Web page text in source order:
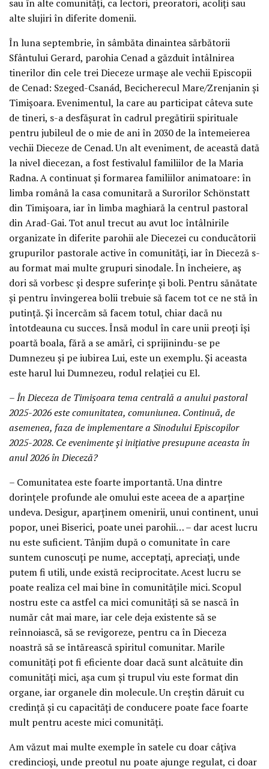
sau în alte comunități, ca lectori, preoratori, acoliți sau
alte slujiri în diferite domenii.
În luna septembrie, în sâmbăta dinaintea sărbătorii
Sfântului Gerard, parohia Cenad a găzduit întâlnirea
tinerilor din cele trei Dieceze urmașe ale vechii Episcopii
de Cenad: Szeged-Csanád, Becicherecul Mare/Zrenjanin și
Timișoara. Evenimentul, la care au participat câteva sute
de tineri, s-a desfășurat în cadrul pregătirii spirituale
pentru jubileul de o mie de ani în 2030 de la întemeierea
vechii Dieceze de Cenad. Un alt eveniment, de această dată
la nivel diecezan, a fost festivalul familiilor de la Maria
Radna. A continuat și formarea familiilor animatoare: în
limba română la casa comunitară a Surorilor Schönstatt
din Timișoara, iar în limba maghiară la centrul pastoral
din Arad-Gai. Tot anul trecut au avut loc întâlnirile
organizate în diferite parohii ale Diecezei cu conducătorii
grupurilor pastorale active în comunități, iar în Dieceză s-
au format mai multe grupuri sinodale. În încheiere, aș
dori să vorbesc și despre suferințe și boli. Pentru sănătate
și pentru învingerea bolii trebuie să facem tot ce ne stă în
putință. Și încercăm să facem totul, chiar dacă nu
întotdeauna cu succes. Însă modul în care unii preoți își
poartă boala, fără a se amărî, ci sprijinindu-se pe
Dumnezeu și pe iubirea Lui, este un exemplu. Și aceasta
este harul lui Dumnezeu, rodul relației cu El.
– În Dieceza de Timișoara tema centrală a anului pastoral
2025-2026 este comunitatea, comuniunea. Continuă, de
asemenea, faza de implementare a Sinodului Episcopilor
2025-2028. Ce evenimente și inițiative presupune aceasta în
anul 2026 în Dieceză?
– Comunitatea este foarte importantă. Una dintre
dorințele profunde ale omului este aceea de a aparține
undeva. Desigur, aparținem omenirii, unui continent, unui
popor, unei Biserici, poate unei parohii… – dar acest lucru
nu este suficient. Tânjim după o comunitate în care
suntem cunoscuți pe nume, acceptați, apreciați, unde
putem fi utili, unde există reciprocitate. Acest lucru se
poate realiza cel mai bine în comunitățile mici. Scopul
nostru este ca astfel ca mici comunități să se nască în
număr cât mai mare, iar cele deja existente să se
reînnoiască, să se revigoreze, pentru ca în Dieceza
noastră să se întărească spiritul comunitar. Marile
comunități pot fi eficiente doar dacă sunt alcătuite din
comunități mici, așa cum și trupul viu este format din
organe, iar organele din molecule. Un creștin dăruit cu
credință și cu capacități de conducere poate face foarte
mult pentru aceste mici comunități.
Am văzut mai multe exemple în satele cu doar câțiva
credincioși, unde preotul nu poate ajunge regulat, ci doar